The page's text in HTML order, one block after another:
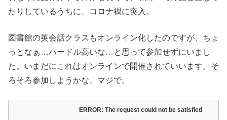
たりしているうちに、コロナ禍に突入。
図書館の英会話クラスもオンライン化したのですが、ちょ
っとなぁ…ハードル高いな…と思って参加せずにいまし
た。いまだにこれはオンラインで開催されていいます。そ
ろそろ参加しようかな、マジで。
ERROR: The request could not be satisfied